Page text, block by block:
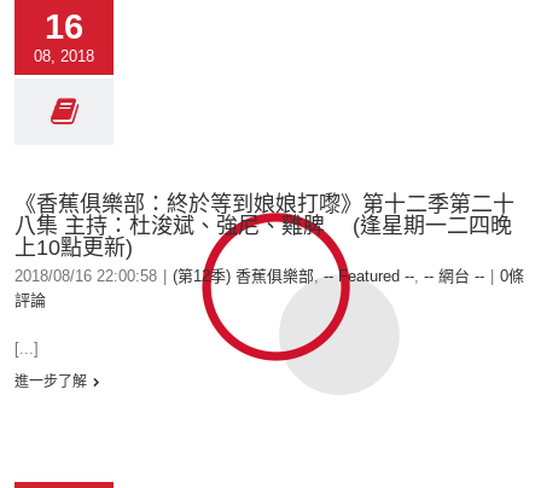
16
08, 2018
《香蕉俱樂部：終於等到娘娘打嚟》第十二季第二十
八集 主持：杜浚斌、強尼、雞脾 (逢星期一二四晚
上10點更新)
2018/08/16 22:00:58 (第12季) 香蕉俱樂部,-- Featured --, -- 網台 --
0條
評論
[...]
進一步了解